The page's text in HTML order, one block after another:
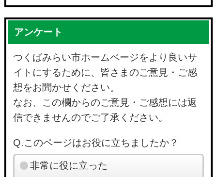
アンケート
つくばみらい市ホームページをより良いサ
イトにするために、皆さまのご意見・ご感
想をお聞かせください。
なお、この欄からのご意見・ご感想には返
信できませんのでご了承ください。
Q.このページはお役に立ちましたか？
非常に役に立った